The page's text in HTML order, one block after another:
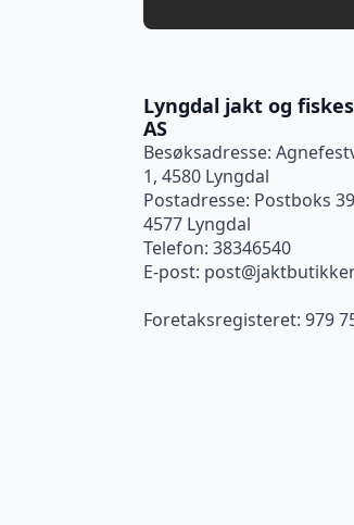
Lyngdal jakt og
AS
Besøksadresse:
1, 4580 Lyngdal
Postadresse: Postboks
4577 Lyngdal
Telefon: 38346540
E-post:
Foretaksregisteret: 979